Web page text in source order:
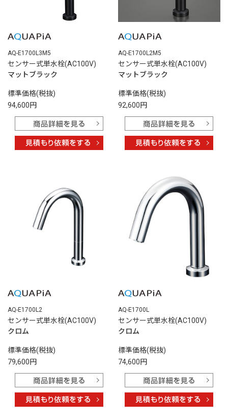
AQ-E1700L3M5
センサー式単水栓(AC100V)
マットブラック
標準価格(税抜)
94,600円
AQ-E1700L2M5
センサー式単水栓(AC100V)
マットブラック
標準価格(税抜)
92,600円
AQ-E1700L2
センサー式単水栓(AC100V)
クロム
標準価格(税抜)
79,600円
AQ-E1700L
センサー式単水栓(AC100V)
クロム
標準価格(税抜)
74,600円